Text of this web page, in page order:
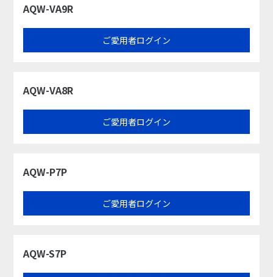
AQW-VA9R
ご愛用者ログイン
AQW-VA8R​
ご愛用者ログイン
AQW-P7P
ご愛用者ログイン
AQW-S7P